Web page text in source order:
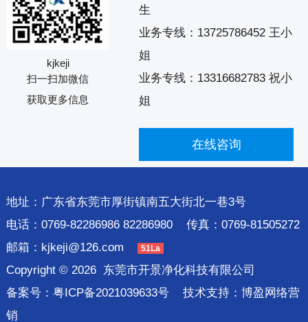
kjkeji
扫一扫加微信
获取更多信息
生
业务专线： 13725786452 王小
姐
业务专线： 13316682783 祝小
姐
在线咨询
地址：广东省东莞市厚街镇南五大街北一巷3号
电话：0769-82286986 82286980 传真：0769-81505272
邮箱： kjkeji@126.com 51La
Copyright © 2026 东莞市开景净化科技有限公司
备案号： 粤ICP备2021039633号技术支持： 博盈网络营
销